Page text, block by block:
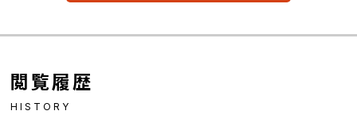
閲覧履歴
HISTORY